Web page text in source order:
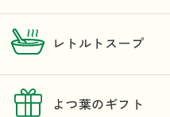
レトルトスープ
よつ葉のギフト